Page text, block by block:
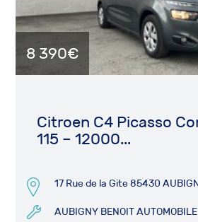
8 390€
Citroen C4 Picasso
115 – 12000...
17 Rue de la Gite 85430
AUBIGNY BENOIT AUTOMOBILE